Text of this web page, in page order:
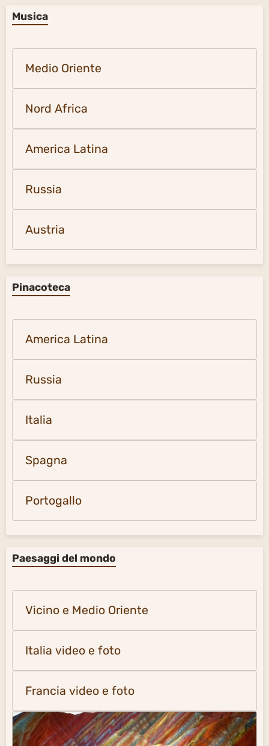
Musica
Medio Oriente
Nord Africa
America Latina
Russia
Austria
Pinacoteca
America Latina
Russia
Italia
Spagna
Portogallo
Paesaggi del mondo
Vicino e Medio Oriente
Italia video e foto
Francia video e foto